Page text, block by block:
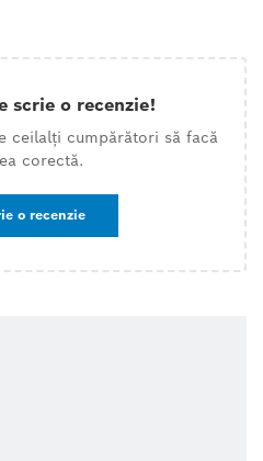
scrie o recenzie!
ceilalți cumpărători să facă
corectă.
o recenzie